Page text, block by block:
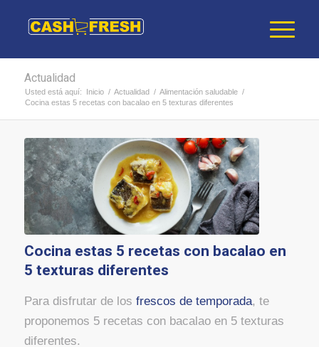
Actualidad
Usted está aquí: Inicio / Actualidad / Alimentación saludable /
Cocina estas 5 recetas con bacalao en 5 texturas diferentes
Cocina estas 5 recetas con bacalao en
5 texturas diferentes
Para disfrutar de los frescos de temporada, te
proponemos 5 recetas con bacalao en 5 texturas
diferentes.